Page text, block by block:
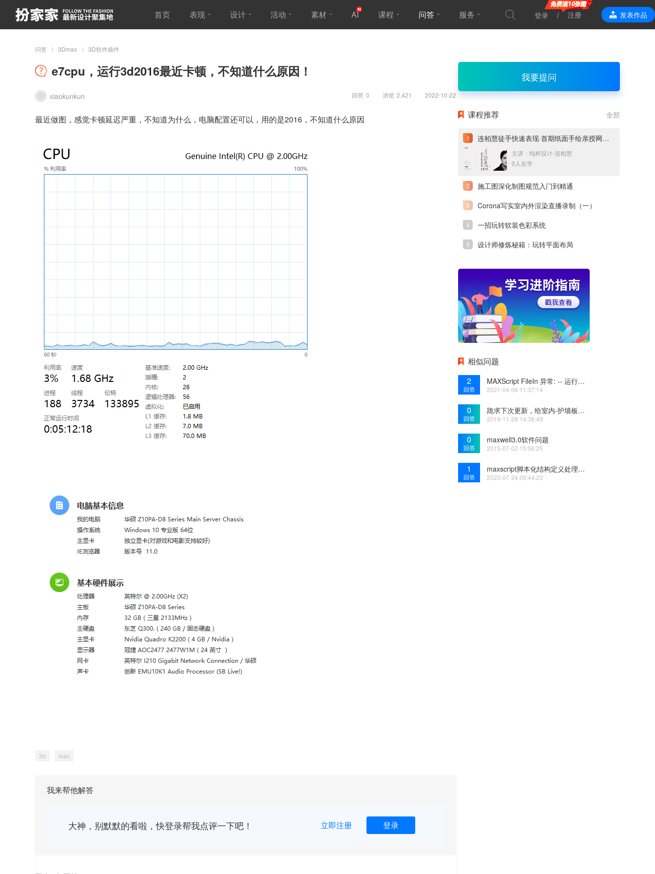
首页 表现 设计 活动 素材 AI 课程 问答 服务
效果表现
登录 注册 发表作品
问答 3Dmax 3D软件插件
e7cpu，运行3d2016最近卡顿，不知道什么原因！
xiaokunkun 回答 0 浏览 2,421 2022-10-22
最近做图，感觉卡顿延迟严重，不知道为什么，电脑配置还可以，用的是2016，不知道什么原因
3d max
我来帮他解答
大神，别默默的看啦，快登录帮我点评一下吧！ 立即注册 登录
我要提问
全部
课程推荐
连柏慧徒手快速表现·首期纸面手绘亲授网络直播课
主讲：纯粹设计-连柏慧
0人在学
施工图深化制图规范入门到精通
Corona写实室内外渲染直播录制（一）
一招玩转软装色彩系统
设计师修炼秘籍：玩转平面布局
相似问题
2
回答
MAXScript FileIn 异常: -- 运行时错误: 文件复制错误: C:\Program
2021-04-06 11:37:14
0
回答
跪求下次更新，给室内-护墙板门板加入分类
2019-11-28 14:38:49
0
回答
maxwell3.0软件问题
2015-07-02 15:56:25
1
回答
maxscript脚本化结构定义处理程序异常
2023-07-24 09:44:23